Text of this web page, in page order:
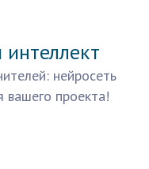
интеллект
нейросеть
проекта!